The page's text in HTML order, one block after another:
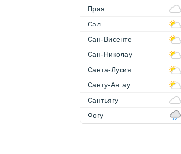
Прая
Сал
Сан-Висенте
Сан-Николау
Санта-Лусия
Санту-Антау
Сантьягу
Фогу